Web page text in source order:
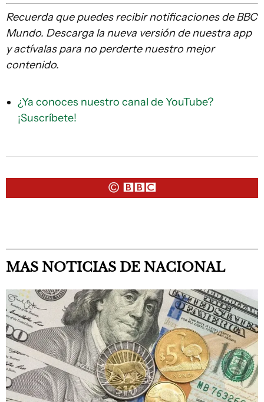
Recuerda quepuedes recibir notificaciones de BBC
Mundo. Descarga la nueva versión de nuestra app
y actívalas para no perderte nuestro mejor
contenido.
¿Ya conoces nuestro canal de YouTube?
¡Suscríbete!
MAS NOTICIAS DE NACIONAL